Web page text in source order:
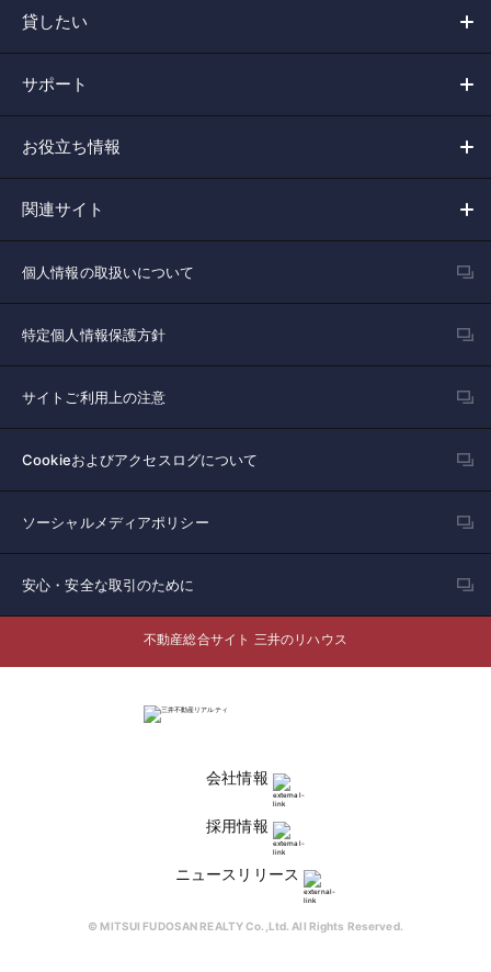
貸したい
サポート
お役立ち情報
関連サイト
個人情報の取扱いについて
特定個人情報保護方針
サイトご利用上の注意
Cookieおよびアクセスログについて
ソーシャルメディアポリシー
安心・安全な取引のために
不動産総合サイト 三井のリハウス
会社情報
採用情報
ニュースリリース
© MITSUI FUDOSAN REALTY Co.,Ltd. All Rights Reserved.